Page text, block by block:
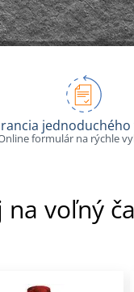
formulár na rýchle
voľný